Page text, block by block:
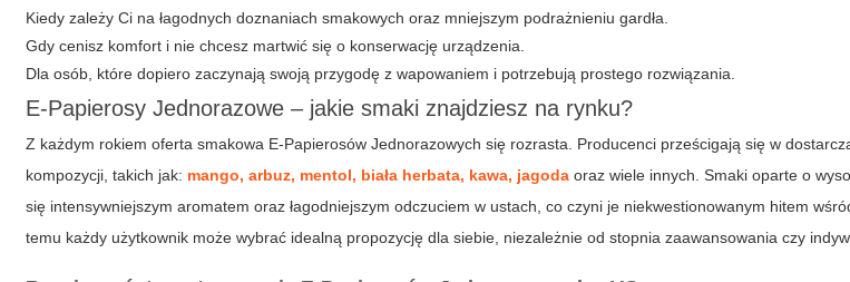
Kiedy zależy Ci na łagodnych doznaniach smakowych oraz mniejszym podrażnieniu gardła.
Gdy cenisz komfort i nie chcesz martwić się o konserwację urządzenia.
Dla osób, które dopiero zaczynają swoją przygodę z wapowaniem i potrzebują prostego rozwiązania.
E-Papierosy Jednorazowe – jakie smaki znajdziesz na rynku?
Z każdym rokiem oferta smakowa E-Papierosów Jednorazowych się rozrasta. Producenci prześcigają się w
kompozycji, takich jak: mango, arbuz, mentol, biała herbata, kawa, jagoda oraz wiele innych. Smaki oparte o
się intensywniejszym aromatem oraz łagodniejszym odczuciem w ustach, co czyni je niekwestionowanym hitem
temu każdy użytkownik może wybrać idealną propozycję dla siebie, niezależnie od stopnia zaawansowania czy